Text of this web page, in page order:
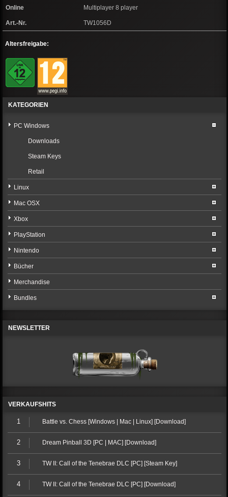
Online Multiplayer 8 player
Art.-Nr. TW1056D
Altersfreigabe:
KATEGORIEN
PC Windows
Downloads
Steam Keys
Retail
Linux
Mac OSX
Xbox
PlayStation
Nintendo
Bücher
Merchandise
Bundles
NEWSLETTER
VERKAUFSHITS
1 Battle vs. Chess [Windows | Mac | Linux] [Download]
2 Dream Pinball 3D [PC | MAC] [Download]
3 TW II: Call of the Tenebrae DLC [PC] [Steam Key]
4 TW II: Call of the Tenebrae DLC [PC] [Download]